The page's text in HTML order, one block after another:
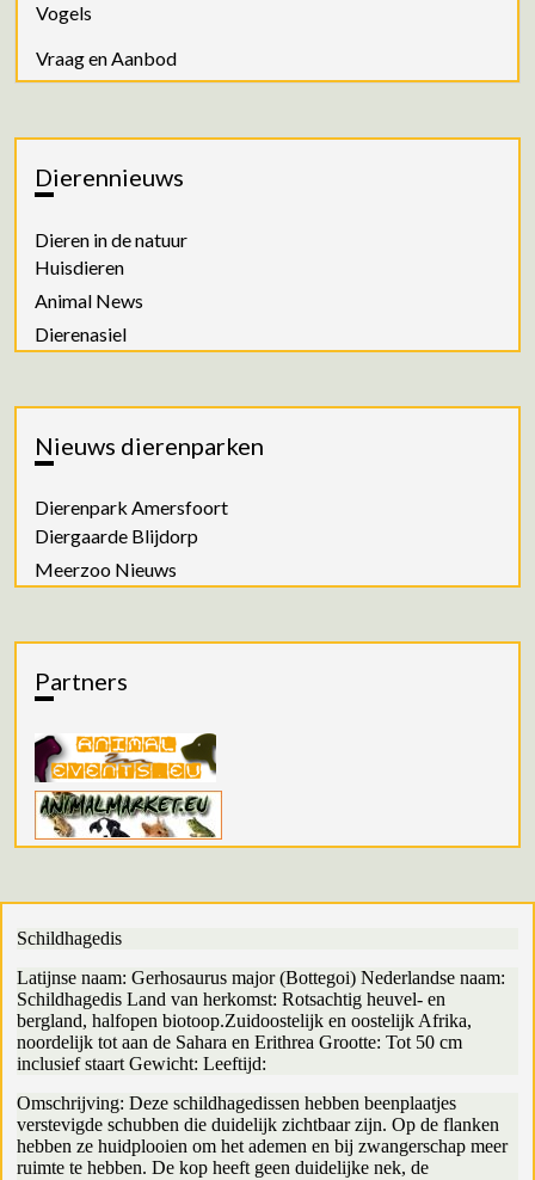
Vogels
Vraag en Aanbod
Dierennieuws
Dieren in de natuur
Huisdieren
Animal News
Dierenasiel
Nieuws dierenparken
Dierenpark Amersfoort
Diergaarde Blijdorp
Meerzoo Nieuws
Partners
Schildhagedis
Latijnse naam: Gerhosaurus major (Bottegoi) Nederlandse naam:
Schildhagedis Land van herkomst: Rotsachtig heuvel- en
bergland, halfopen biotoop.Zuidoostelijk en oostelijk Afrika,
noordelijk tot aan de Sahara en Erithrea Grootte: Tot 50 cm
inclusief staart Gewicht: Leeftijd:
Omschrijving: Deze schildhagedissen hebben beenplaatjes
verstevigde schubben die duidelijk zichtbaar zijn. Op de flanken
hebben ze huidplooien om het ademen en bij zwangerschap meer
ruimte te hebben. De kop heeft geen duidelijke nek, de